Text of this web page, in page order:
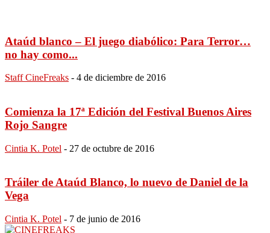
Ataúd blanco – El juego diabólico: Para Terror…
no hay como...
Staff CineFreaks - 4 de diciembre de 2016
Comienza la 17ª Edición del Festival Buenos Aires
Rojo Sangre
Cintia K. Potel - 27 de octubre de 2016
Tráiler de Ataúd Blanco, lo nuevo de Daniel de la
Vega
Cintia K. Potel - 7 de junio de 2016